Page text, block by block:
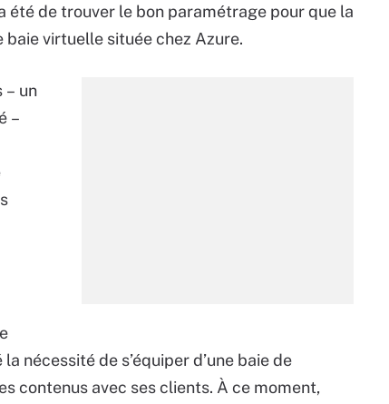
été de trouver le bon paramétrage pour que la
virtuelle située chez Azure.
– un
–
nécessité de s’équiper d’une baie de
contenus avec ses clients. À ce moment,